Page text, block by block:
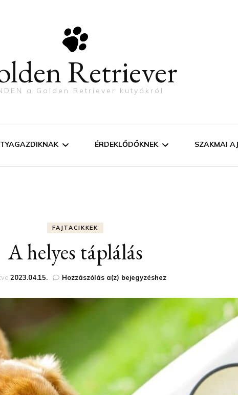
Retriever
a Golden Retriever kutyákról
EGÉSZSÉGMEGŐRZÉS
IVARTALANÍTÁS
SOS KÁNIKULA
AGILITY
ÉRDEKLŐDŐKNEK
A GOLDEN RETRIEVER
KISKUTYA ETETÉSE
AZ IDŐS KUTYA
SZAKMAI
FAJTACIKKEK
A helyes táplálás
2023.04.15. Hozzászólás a(z) A
táplálás
bejegyzéshez